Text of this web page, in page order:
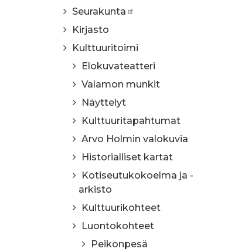
Seurakunta
Kirjasto
Kulttuuritoimi
Elokuvateatteri
Valamon munkit
Näyttelyt
Kulttuuritapahtumat
Arvo Holmin valokuvia
Historialliset kartat
Kotiseutukokoelma ja -
arkisto
Kulttuurikohteet
Luontokohteet
Peikonpesä